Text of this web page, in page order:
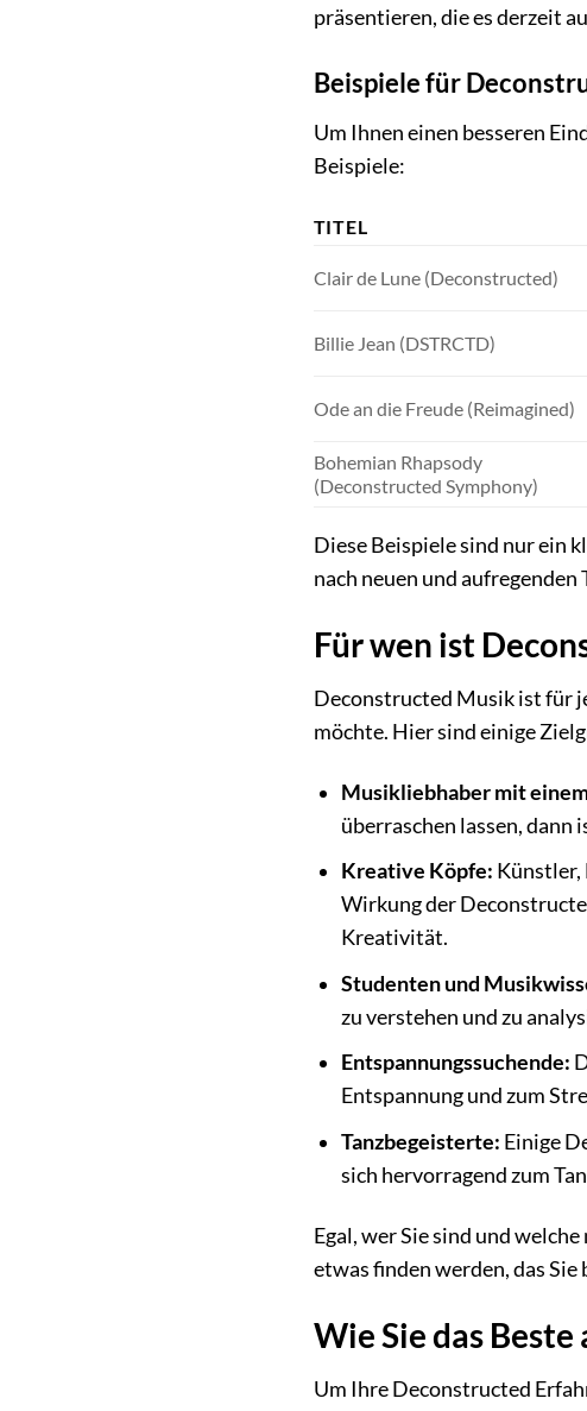
präsentieren, die es derzeit
Beispiele für
Um Ihnen einen besseren
Beispiele:
TITEL
Clair de Lune (Deconstructed)
Billie Jean (DSTRCTD)
Ode an die Freude (Reimagined)
Bohemian Rhapsody
(Deconstructed Symphony)
Diese Beispiele sind nur ein
nach neuen und
Für wen ist
Deconstructed Musik ist für
möchte. Hier sind einige
Musikliebhaber mit
überraschen lassen, dann
Kreative Köpfe: Künstler,
Wirkung der
Kreativität.
Studenten und
zu verstehen und zu
Entspannungssuchende:
Entspannung und zum
Tanzbegeisterte: Einige
sich hervorragend zum
Egal, wer Sie sind und
etwas finden werden, das
Wie Sie das
Um Ihre Deconstructed